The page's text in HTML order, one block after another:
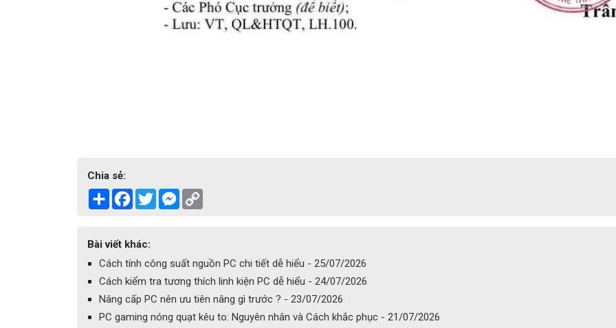
Chia sẻ:
Share Facebook
TwitterMessenger
Bài viết khác:
Cách tính công suất nguồn PC chi tiết dễ hiểu - 25/07/2026
Cách kiểm tra tương thích linh kiện PC dễ hiểu - 24/07/2026
Nâng cấp PC nên ưu tiên nâng gì trước ? - 23/07/2026
PC gaming nóng quạt kêu to: Nguyên nhân và Cách khắc phục - 21/07/2026